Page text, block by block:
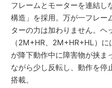
フレームとモーターを連結し
構造」を採用。万が一フレー
ターの力は加わりません。ヘ
（2M+HR、2M+HR+HL）
が降下動作中に障害物が挟ま
ながら少し反転し、動作を停
搭載。